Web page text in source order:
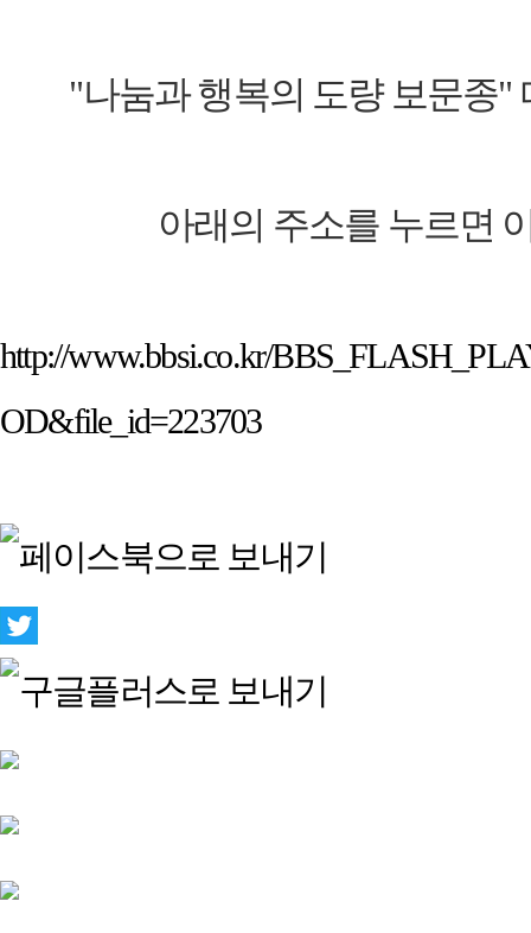
"나눔과 행복의 도량 보문종"
아래의 주소를 누르면
http://www.bbsi.co.kr/
OD&file_id=223703